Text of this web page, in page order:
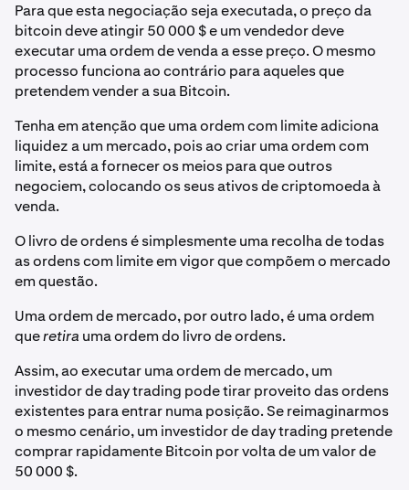
Para que esta negociação seja executada, o preço da
bitcoin deve atingir 50 000 $ e um vendedor deve
executar uma ordem de venda a esse preço. O mesmo
processo funciona ao contrário para aqueles que
pretendem vender a sua Bitcoin.
Tenha em atenção que uma ordem com limite adiciona
liquidez a um mercado, pois ao criar uma ordem com
limite, está a fornecer os meios para que outros
negociem, colocando os seus ativos de criptomoeda à
venda.
O livro de ordens é simplesmente uma recolha de todas
as ordens com limite em vigor que compõem o mercado
em questão.
Uma ordem de mercado, por outro lado, é uma ordem
queretira uma ordem do livro de ordens.
Assim, ao executar uma ordem de mercado, um
investidor de day trading pode tirar proveito das ordens
existentes para entrar numa posição. Se reimaginarmos
o mesmo cenário, um investidor de day trading pretende
comprar rapidamente Bitcoin por volta de um valor de
50 000 $.